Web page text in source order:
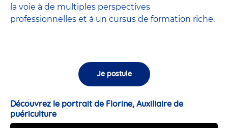
la voie à de multiples perspectives
professionnelles et à un cursus de formation riche.
Je postule
Découvrez le portrait de Florine, Auxiliaire de
puériculture